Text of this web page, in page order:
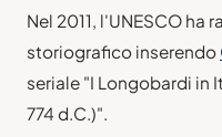
Nel 2011, l'UNESCO
storiografico inserendo
seriale "I Longobardi in
774 d.C.)".